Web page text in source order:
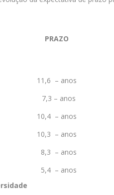
PRAZO
11,6 – anos
7,3 – anos
10,4 – anos
10,3 – anos
8,3 – anos
5,4 – anos